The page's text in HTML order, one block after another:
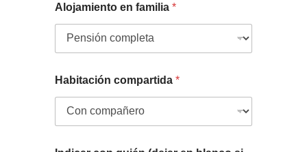
Alojamiento en familia *
Habitación compartida *